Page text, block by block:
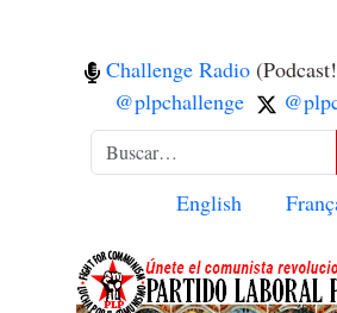
Challenge Radio
@plpchallenge
Buscar
Seleccione su
English